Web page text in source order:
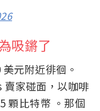
吸鏘了
元附近徘徊。
家碰面，以咖啡
顆比特幣 。那個